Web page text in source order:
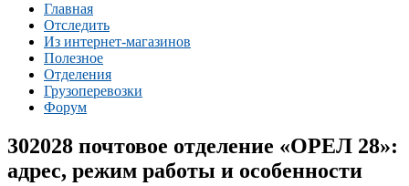
Главная
Отследить
Из интернет-магазинов
Полезное
Отделения
Грузоперевозки
Форум
302028 почтовое отделение «ОРЕЛ 28»:
адрес, режим работы и особенности